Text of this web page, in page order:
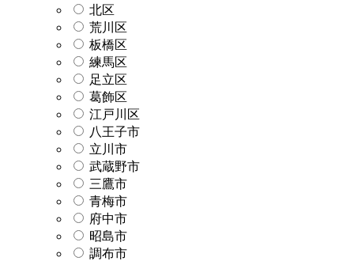
北区
荒川区
板橋区
練馬区
足立区
葛飾区
江戸川区
八王子市
立川市
武蔵野市
三鷹市
青梅市
府中市
昭島市
調布市